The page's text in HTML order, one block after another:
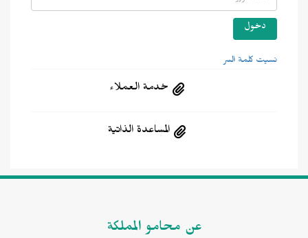
نسيت كلمة السر
خدمة العملاء
المساعدة الذاتية
عن محامو المملكة